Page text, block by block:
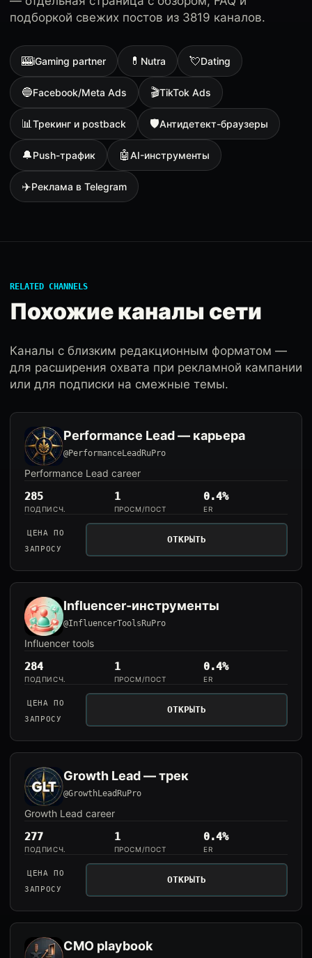
подборкой свежих постов из 3819 каналов.
🎰iGaming partner 💊 Nutra 💘Dating
🔵Facebook/Meta Ads 🎬TikTok Ads
📊Трекинг и postback 🛡Антидетект-браузеры
🔔Push-трафик 🤖AI-инструменты
✈️Реклама в Telegram
RELATED CHANNELS
Похожие каналы сети
Каналы с близким редакционным форматом —
для расширения охвата при рекламной кампании
или для подписки на смежные темы.
Performance Lead — карьера
@PerformanceLeadRuPro
Performance Lead career
285
ПОДПИСЧ.
1
ПРОСМ/ПОСТ
0.4%
ER
ЦЕНА ПО
ЗАПРОСУ
ОТКРЫТЬ
Influencer-инструменты
@InfluencerToolsRuPro
Influencer tools
284
ПОДПИСЧ.
1
ПРОСМ/ПОСТ
0.4%
ER
ЦЕНА ПО
ЗАПРОСУ
ОТКРЫТЬ
Growth Lead — трек
@GrowthLeadRuPro
Growth Lead career
277
ПОДПИСЧ.
1
ПРОСМ/ПОСТ
0.4%
ER
ЦЕНА ПО
ЗАПРОСУ
ОТКРЫТЬ
CMO playbook